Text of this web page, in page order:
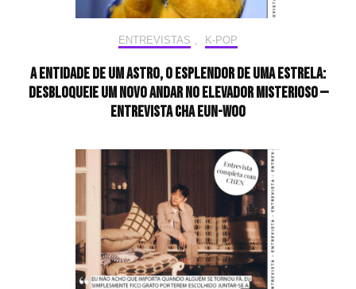
ENTREVISTAS , K-POP
A entidade de um astro, o esplendor de uma estrela:
desbloqueie um novo andar no elevador misterioso —
Entrevista CHA EUN-WOO